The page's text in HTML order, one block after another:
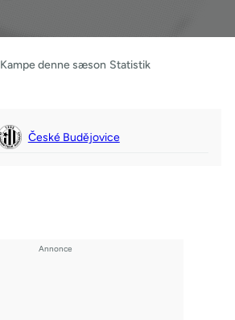
Kampe denne sæson Statistik
České Budějovice